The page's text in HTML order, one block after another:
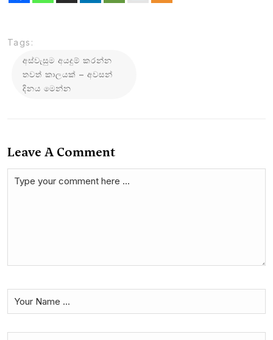
Tags:
අස්වැසුම අයදුම් කරන්න
තවත් කාලයක් – අවසන්
දිනය මෙන්න
Leave A Comment